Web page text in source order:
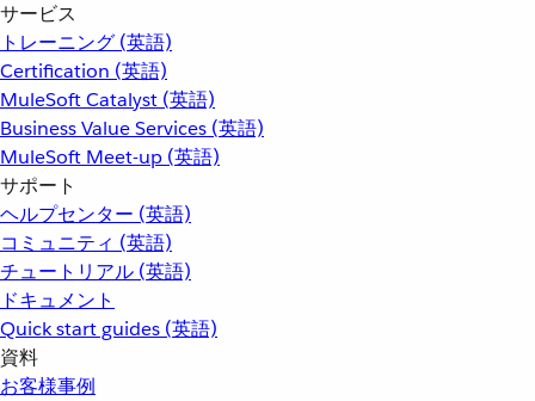
サービス
トレーニング (英語)
Certification (英語)
MuleSoft Catalyst (英語)
Business Value Services (英語)
MuleSoft Meet-up (英語)
サポート
ヘルプセンター (英語)
コミュニティ (英語)
チュートリアル (英語)
ドキュメント
Quick start guides (英語)
資料
お客様事例